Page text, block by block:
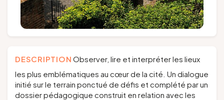
DESCRIPTION Observer, lire et interpréter les lieux
les plus emblématiques au cœur de la cité. Un dialogue
initié sur le terrain ponctué de défis et complété par un
dossier pédagogique construit en relation avec les